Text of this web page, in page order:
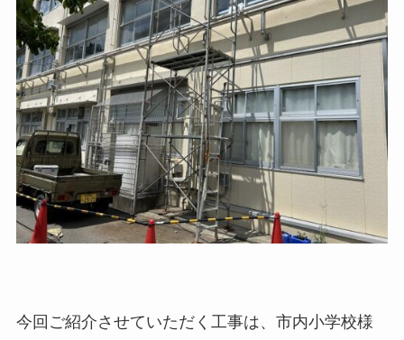
今回ご紹介させていただく工事は、市内小学校様